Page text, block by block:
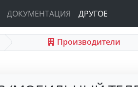
ДОКУМЕНТАЦИЯ ДРУГОЕ
Производители